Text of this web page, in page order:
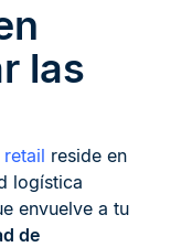
las
reside en
logística
envuelve a tu
de